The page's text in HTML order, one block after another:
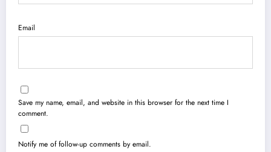
Email
Save my name, email, and website in this browser for the next time I
comment.
Notify me of follow-up comments by email.